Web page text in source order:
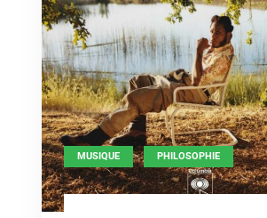
MUSIQUE , PHILOSOPHIE